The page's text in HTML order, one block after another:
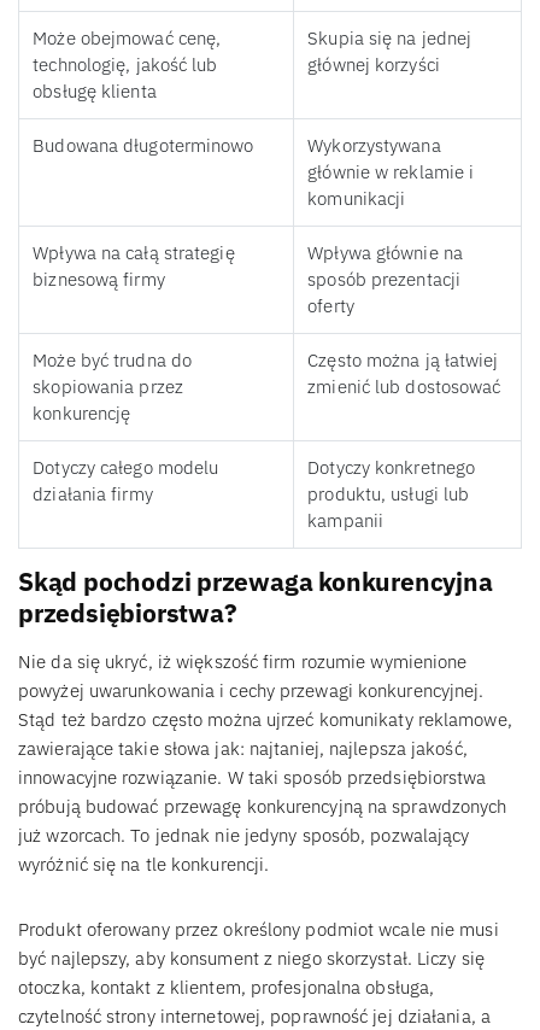
Może obejmować cenę,
technologię, jakość lub
obsługę klienta
Skupia się na jednej
głównej korzyści
Budowana długoterminowo
Wykorzystywana
głównie w reklamie i
komunikacji
Wpływa na całą strategię
biznesową firmy
Wpływa głównie na
sposób prezentacji
oferty
Może być trudna do
skopiowania przez
konkurencję
Często można ją łatwiej
zmienić lub dostosować
Dotyczy całego modelu
działania firmy
Dotyczy konkretnego
produktu, usługi lub
kampanii
Skąd pochodzi przewaga konkurencyjna
przedsiębiorstwa?
Nie da się ukryć, iż większość firm rozumie wymienione
powyżej uwarunkowania i cechy przewagi konkurencyjnej.
Stąd też bardzo często można ujrzeć komunikaty reklamowe,
zawierające takie słowa jak: najtaniej, najlepsza jakość,
innowacyjne rozwiązanie. W taki sposób przedsiębiorstwa
próbują budować przewagę konkurencyjną na sprawdzonych
już wzorcach. To jednak nie jedyny sposób, pozwalający
wyróżnić się na tle konkurencji.
Produkt oferowany przez określony podmiot wcale nie musi
być najlepszy, aby konsument z niego skorzystał. Liczy się
otoczka, kontakt z klientem, profesjonalna obsługa,
czytelność strony internetowej, poprawność jej działania, a